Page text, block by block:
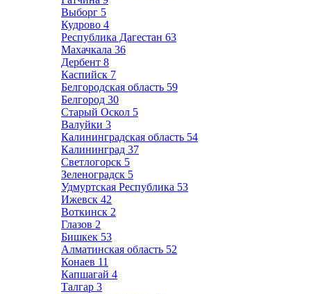
Выборг 5
Кудрово 4
Республика Дагестан 63
Махачкала 36
Дербент 8
Каспийск 7
Белгородская область 59
Белгород 30
Старый Оскол 5
Валуйки 3
Калининградская область 54
Калининград 37
Светлогорск 5
Зеленоградск 5
Удмуртская Республика 53
Ижевск 42
Воткинск 2
Глазов 2
Бишкек 53
Алматинская область 52
Конаев 11
Капшагай 4
Талгар 3